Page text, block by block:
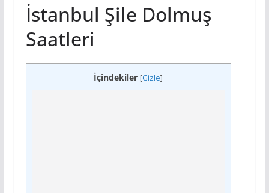
İstanbul Şile Dolmuş
Saatleri
İçindekiler [Gizle]